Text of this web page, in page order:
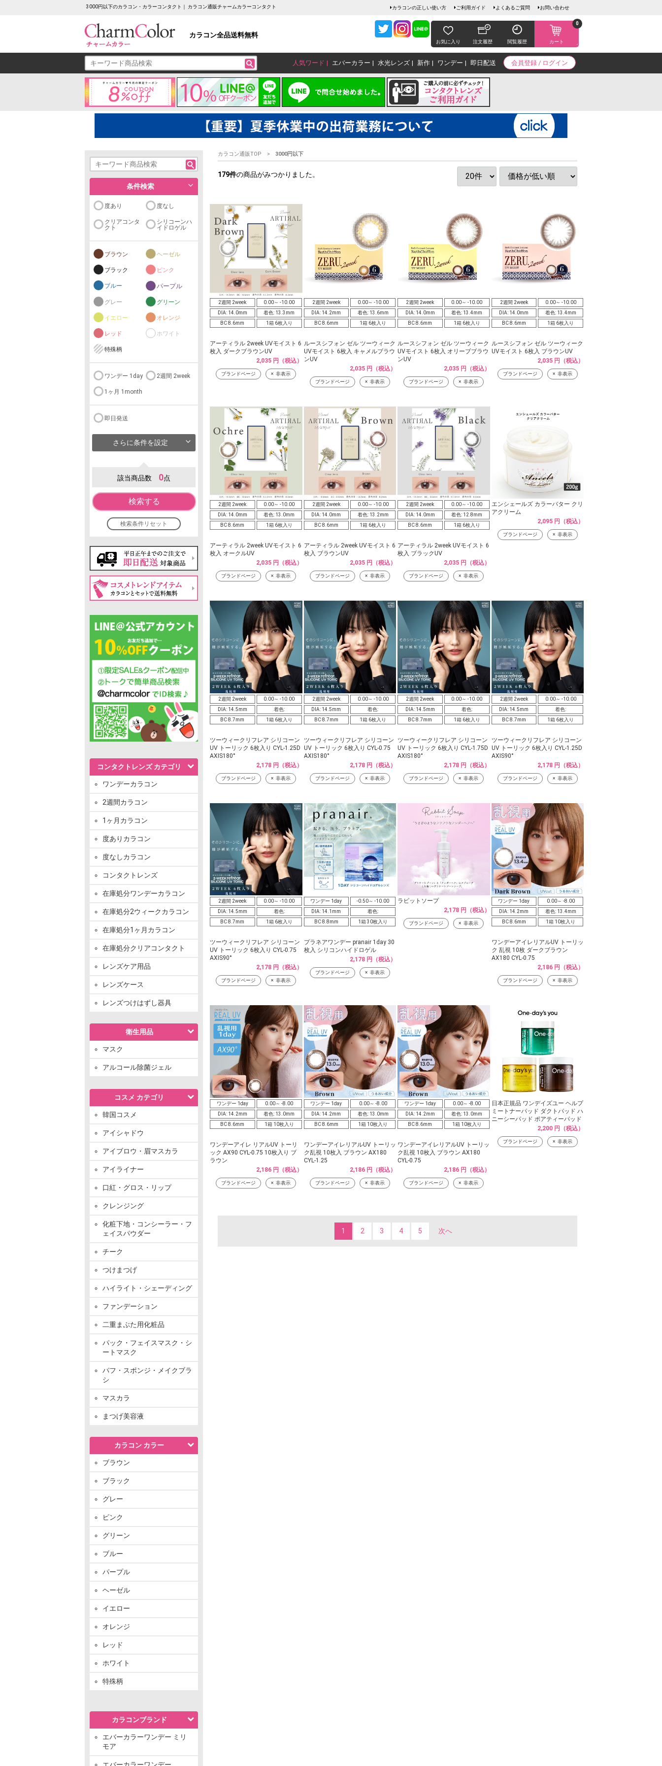
3000円以下のカラコン・カラーコンタクト｜ カラコン通販チャームカラーコンタクト カラコンの正しい使い方 ご利用ガイド よくあるご質問 お問い合わせ
カラコン全品送料無料
お気に入り 注文履歴 閲覧履歴 カート
0
会員登録 / ログイン
人気ワード エバーカラー 水光レンズ 新作 ワンデー 即日配送
条件検索
度あり 度なし
クリアコンタ
クト
シリコーンハ
イドロゲル
ブラウン ヘーゼル
ブラック ピンク
ブルー パープル
グレー グリーン
イエロー オレンジ
レッド ホワイト
特殊柄
ワンデー 1day 2週間 2week
1ヶ月 1month
即日発送
さらに条件を設定
該当商品数 0点
検索する
検索条件リセット
コンタクトレンズ カテゴリ
ワンデーカラコン
2週間カラコン
1ヶ月カラコン
度ありカラコン
度なしカラコン
コンタクトレンズ
在庫処分ワンデーカラコン
在庫処分2ウィークカラコン
在庫処分1ヶ月カラコン
在庫処分クリアコンタクト
レンズケア用品
レンズケース
レンズつけはずし器具
衛生用品
マスク
アルコール除菌ジェル
コスメ カテゴリ
韓国コスメ
アイシャドウ
アイブロウ・眉マスカラ
アイライナー
口紅・グロス・リップ
クレンジング
化粧下地・コンシーラー・フ
ェイスパウダー
チーク
つけまつげ
ハイライト・シェーディング
ファンデーション
二重まぶた用化粧品
パック・フェイスマスク・シ
ートマスク
パフ・スポンジ・メイクブラ
シ
マスカラ
まつげ美容液
カラコン カラー
ブラウン
ブラック
グレー
ピンク
グリーン
ブルー
パープル
ヘーゼル
イエロー
オレンジ
レッド
ホワイト
特殊柄
カラコンブランド
エバーカラーワンデー ミリ
モア
エバーカラーワンデー
カラコン通販TOP 3000円以下
179件の商品がみつかりました。
2週間 2week
0.00～ -10.00
DIA: 14.0mm
着色: 13.3mm
BC 8.6mm
1箱 6枚入り
アーティラル 2week UVモイスト 6
枚入 ダークブラウンUV
2,035 円（税込）
ブランドページ 非表示
2週間 2week
0.00～ -10.00
DIA: 14.2mm
着色: 13.6mm
BC 8.6mm
1箱 6枚入り
ルースシフォン ゼル ツーウィーク
UVモイスト 6枚入 キャメルブラウ
ンUV
2,035 円（税込）
ブランドページ 非表示
2週間 2week
0.00～ -10.00
DIA: 14.0mm
着色: 13.4mm
BC 8.6mm
1箱 6枚入り
ルースシフォン ゼル ツーウィーク
UVモイスト 6枚入 オリーブブラウ
ンUV
2,035 円（税込）
ブランドページ 非表示
2週間 2week
0.00～ -10.00
DIA: 14.0mm
着色: 13.4mm
BC 8.6mm
1箱 6枚入り
ルースシフォン ゼル ツーウィーク
UVモイスト 6枚入 ブラウンUV
2,035 円（税込）
ブランドページ 非表示
2週間 2week
0.00～ -10.00
DIA: 14.0mm
着色: 13.0mm
BC 8.6mm
1箱 6枚入り
アーティラル 2week UVモイスト 6
枚入 オークルUV
2,035 円（税込）
ブランドページ 非表示
2週間 2week
0.00～ -10.00
DIA: 14.0mm
着色: 13.2mm
BC 8.6mm
1箱 6枚入り
アーティラル 2week UVモイスト 6
枚入 ブラウンUV
2,035 円（税込）
ブランドページ 非表示
2週間 2week
0.00～ -10.00
DIA: 14.0mm
着色: 12.8mm
BC 8.6mm
1箱 6枚入り
アーティラル 2week UVモイスト 6
枚入 ブラックUV
2,035 円（税込）
ブランドページ 非表示
エンシェールズ カラーバター クリ
アクリーム
2,095 円（税込）
ブランドページ 非表示
2週間 2week
0.00～ -10.00
DIA: 14.5mm
着色:
BC 8.7mm
1箱 6枚入り
ツーウィークリフレア シリコーン
UV トーリック 6枚入り CYL-1.25D
AXIS180°
2,178 円（税込）
ブランドページ 非表示
2週間 2week
0.00～ -10.00
DIA: 14.5mm
着色:
BC 8.7mm
1箱 6枚入り
ツーウィークリフレア シリコーン
UV トーリック 6枚入り CYL-0.75
AXIS180°
2,178 円（税込）
ブランドページ 非表示
2週間 2week
0.00～ -10.00
DIA: 14.5mm
着色:
BC 8.7mm
1箱 6枚入り
ツーウィークリフレア シリコーン
UV トーリック 6枚入り CYL-1.75D
AXIS180°
2,178 円（税込）
ブランドページ 非表示
2週間 2week
0.00～ -10.00
DIA: 14.5mm
着色:
BC 8.7mm
1箱 6枚入り
ツーウィークリフレア シリコーン
UV トーリック 6枚入り CYL-1.25D
AXIS90°
2,178 円（税込）
ブランドページ 非表示
2週間 2week
0.00～ -10.00
DIA: 14.5mm
着色:
BC 8.7mm
1箱 6枚入り
ツーウィークリフレア シリコーン
UV トーリック 6枚入り CYL-0.75
AXIS90°
2,178 円（税込）
ブランドページ 非表示
ワンデー 1day
-0.50～ -10.00
DIA: 14.1mm
着色:
BC 8.8mm
1箱 30枚入り
プラネアワンデー pranair 1day 30
枚入 シリコンハイドロゲル
2,178 円（税込）
ブランドページ 非表示
ラビットソープ
2,178 円（税込）
ブランドページ 非表示
ワンデー 1day
0.00～ -8.00
DIA: 14.2mm
着色: 13.4mm
BC 8.6mm
1箱 10枚入り
ワンデーアイレリアルUV トーリッ
ク 乱視 10枚 ダークブラウン
AX180 CYL-0.75
2,186 円（税込）
ブランドページ 非表示
ワンデー 1day
0.00～ -8.00
DIA: 14.2mm
着色: 13.0mm
BC 8.6mm
1箱 10枚入り
ワンデーアイレ リアルUV トーリ
ック AX90 CYL-0.75 10枚入り ブ
ラウン
2,186 円（税込）
ブランドページ 非表示
ワンデー 1day
0.00～ -8.00
DIA: 14.2mm
着色: 13.0mm
BC 8.6mm
1箱 10枚入り
ワンデーアイレリアルUV トーリッ
ク乱視 10枚入 ブラウン AX180
CYL-1.25
2,186 円（税込）
ブランドページ 非表示
ワンデー 1day
0.00～ -8.00
DIA: 14.2mm
着色: 13.0mm
BC 8.6mm
1箱 10枚入り
ワンデーアイレリアルUV トーリッ
ク乱視 10枚入 ブラウン AX180
CYL-0.75
2,186 円（税込）
ブランドページ 非表示
日本正規品 ワンデイズユー ヘルプ
ミートナーパッド ダクトパッド ハ
ニーシーパッド ポアティーパッド
2,200 円（税込）
ブランドページ 非表示
1 2 3 4 5 次へ